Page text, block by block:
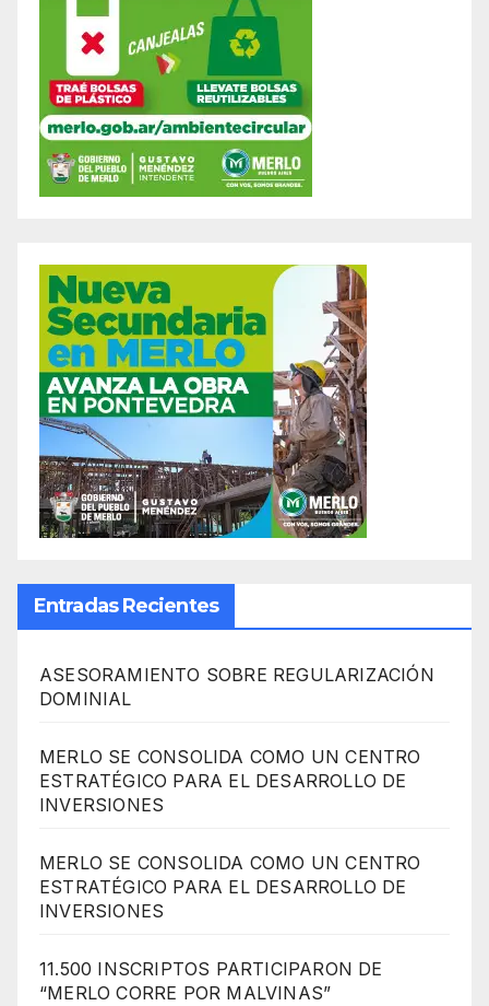
Entradas Recientes
ASESORAMIENTO SOBRE REGULARIZACIÓN
DOMINIAL
MERLO SE CONSOLIDA COMO UN CENTRO
ESTRATÉGICO PARA EL DESARROLLO DE
INVERSIONES
MERLO SE CONSOLIDA COMO UN CENTRO
ESTRATÉGICO PARA EL DESARROLLO DE
INVERSIONES
11.500 INSCRIPTOS PARTICIPARON DE
“MERLO CORRE POR MALVINAS”